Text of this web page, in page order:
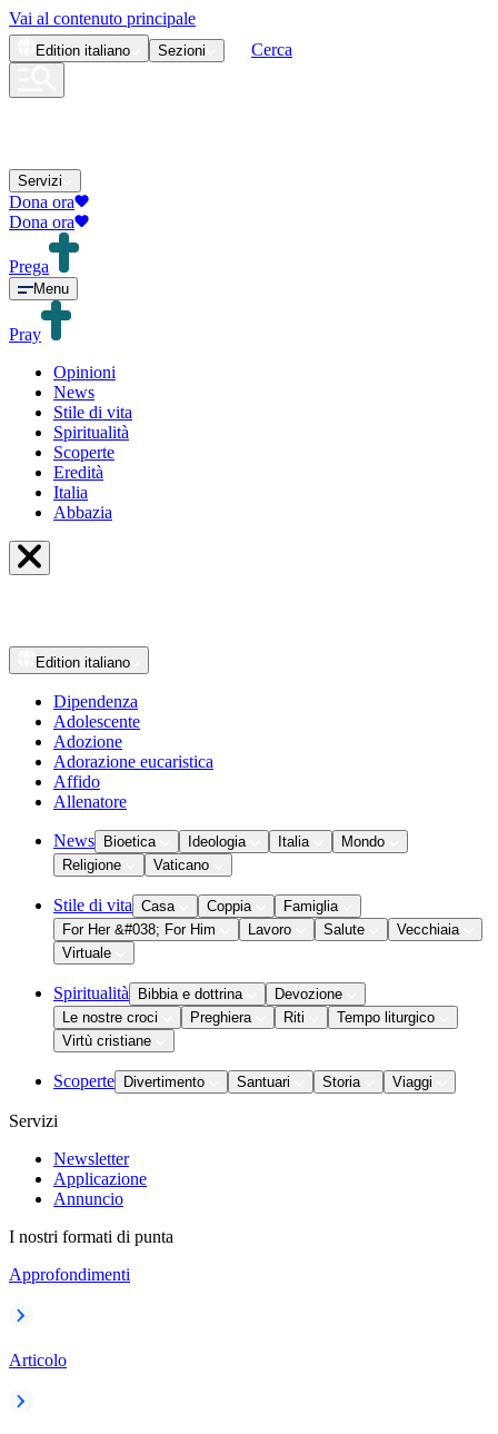
Vai al contenuto principale
Edition italiano Sezioni Cerca
Servizi
Dona ora
Dona ora
Prega
Menu
Pray
Opinioni
News
Stile di vita
Spiritualità
Scoperte
Eredità
Italia
Abbazia
Edition italiano
Dipendenza
Adolescente
Adozione
Adorazione eucaristica
Affido
Allenatore
News Bioetica Ideologia Italia
Mondo
Religione
Vaticano
Stile di vita Casa Coppia
Famiglia
For Her &#038; For Him
Lavoro Salute
Vecchiaia
Virtuale
Spiritualità Bibbia e dottrina
Devozione
Le nostre croci
Preghiera Riti
Tempo liturgico
Virtù cristiane
Scoperte Divertimento Santuari Storia Viaggi
Servizi
Newsletter
Applicazione
Annuncio
I nostri formati di punta
Approfondimenti
Articolo